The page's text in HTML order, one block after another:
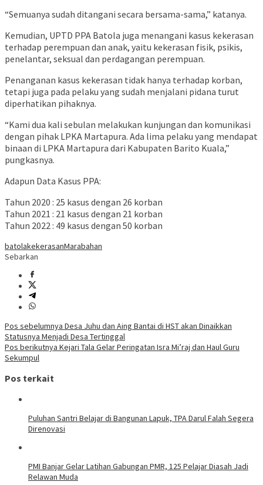
“Semuanya sudah ditangani secara bersama-sama,” katanya.
Kemudian, UPTD PPA Batola juga menangani kasus kekerasan
terhadap perempuan dan anak, yaitu kekerasan fisik, psikis,
penelantar, seksual dan perdagangan perempuan.
Penanganan kasus kekerasan tidak hanya terhadap korban,
tetapi juga pada pelaku yang sudah menjalani pidana turut
diperhatikan pihaknya.
“Kami dua kali sebulan melakukan kunjungan dan komunikasi
dengan pihak LPKA Martapura. Ada lima pelaku yang mendapat
binaan di LPKA Martapura dari Kabupaten Barito Kuala,”
pungkasnya.
Adapun Data Kasus PPA:
Tahun 2020 : 25 kasus dengan 26 korban
Tahun 2021 : 21 kasus dengan 21 korban
Tahun 2022 : 49 kasus dengan 50 korban
batolakekerasanMarabahan
Sebarkan
Navigasi
pos
Pos sebelumnya Desa Juhu dan Aing Bantai di HST akan Dinaikkan
Statusnya Menjadi Desa Tertinggal
Pos berikutnya Kejari Tala Gelar Peringatan Isra Mi’raj dan Haul Guru
Sekumpul
Pos terkait
Puluhan Santri Belajar di Bangunan Lapuk, TPA Darul Falah Segera
Direnovasi
PMI Banjar Gelar Latihan Gabungan PMR, 125 Pelajar Diasah Jadi
Relawan Muda